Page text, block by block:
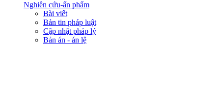
Nghiên cứu-ấn phẩm
Bài viết
Bản tin pháp luật
Cập nhật pháp lý
Bản án - án lệ